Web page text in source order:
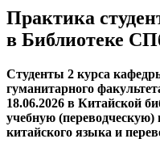
Практика
в Библиотеке
Студенты 2 курса
гуманитарного
18.06.2026 в Китайской
учебную (переводческую)
китайского языка и